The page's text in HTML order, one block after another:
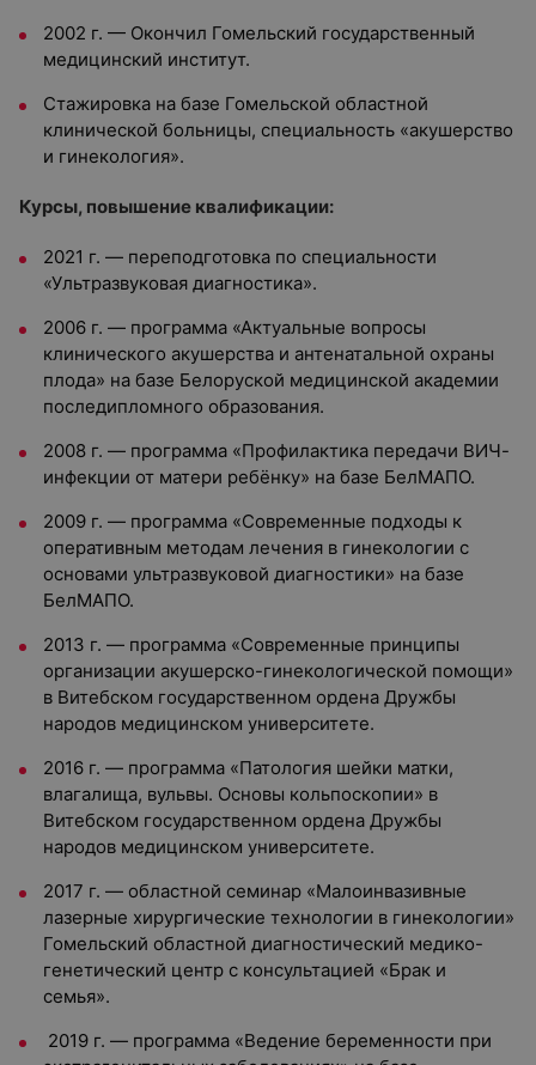
2002 г. — Окончил Гомельский государственный
медицинский институт.
Стажировка на базе Гомельской областной
клинической больницы, специальность «акушерство
и гинекология».
Курсы, повышение квалификации:
2021 г. — переподготовка по специальности
«Ультразвуковая диагностика».
2006 г. — программа «Актуальные вопросы
клинического акушерства и антенатальной охраны
плода» на базе Белоруской медицинской академии
последипломного образования.
2008 г. — программа «Профилактика передачи ВИЧ-
инфекции от матери ребёнку» на базе БелМАПО.
2009 г. — программа «Современные подходы к
оперативным методам лечения в гинекологии с
основами ультразвуковой диагностики» на базе
БелМАПО.
2013 г. — программа «Современные принципы
организации акушерско-гинекологической помощи»
в Витебском государственном ордена Дружбы
народов медицинском университете.
2016 г. — программа «Патология шейки матки,
влагалища, вульвы. Основы кольпоскопии» в
Витебском государственном ордена Дружбы
народов медицинском университете.
2017 г. — областной семинар «Малоинвазивные
лазерные хирургические технологии в гинекологии»
Гомельский областной диагностический медико-
генетический центр с консультацией «Брак и
семья».
2019 г. — программа «Ведение беременности при